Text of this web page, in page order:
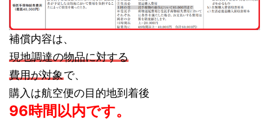
補償内容は、
現地調達の物品に対する
費用が対象で、
購入は航空便の目的地到着後
96時間以内です。